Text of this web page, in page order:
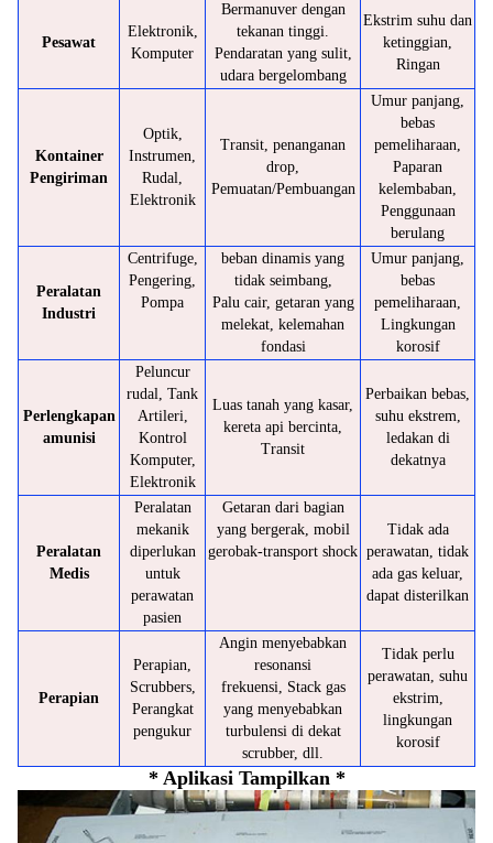
Pesawat
Elektronik,
Komputer
Bermanuver dengan
tekanan tinggi.
Pendaratan yang sulit,
udara bergelombang
Ekstrim suhu dan
ketinggian,
Ringan
Kontainer
Pengiriman
Optik,
Instrumen,
Rudal,
Elektronik
Transit, penanganan
drop,
Pemuatan/Pembuangan
Umur panjang,
bebas
pemeliharaan,
Paparan
kelembaban,
Penggunaan
berulang
Peralatan
Industri
Centrifuge,
Pengering,
Pompa
beban dinamis yang
tidak seimbang,
Palu cair, getaran yang
melekat, kelemahan
fondasi
Umur panjang,
bebas
pemeliharaan,
Lingkungan
korosif
Perlengkapan
amunisi
Peluncur
rudal, Tank
Artileri,
Kontrol
Komputer,
Elektronik
Luas tanah yang kasar,
kereta api bercinta,
Transit
Perbaikan bebas,
suhu ekstrem,
ledakan di
dekatnya
Peralatan
Medis
Peralatan
mekanik
diperlukan
untuk
perawatan
pasien
Getaran dari bagian
yang bergerak, mobil
gerobak-transport shock
Tidak ada
perawatan, tidak
ada gas keluar,
dapat disterilkan
Perapian
Perapian,
Scrubbers,
Perangkat
pengukur
Angin menyebabkan
resonansi
frekuensi, Stack gas
yang menyebabkan
turbulensi di dekat
scrubber, dll.
Tidak perlu
perawatan, suhu
ekstrim,
lingkungan
korosif
* Aplikasi Tampilkan *